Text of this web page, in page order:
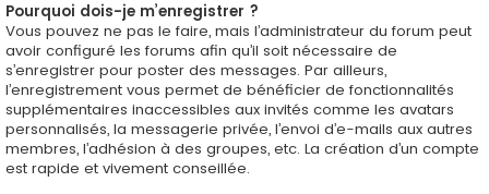
Pourquoi dois-je m’enregistrer ?
Vous pouvez ne pas le faire, mais l’administrateur du forum peut
avoir configuré les forums afin qu’il soit nécessaire de
s’enregistrer pour poster des messages. Par ailleurs,
l’enregistrement vous permet de bénéficier de fonctionnalités
supplémentaires inaccessibles aux invités comme les avatars
personnalisés, la messagerie privée, l’envoi d’e-mails aux autres
membres, l’adhésion à des groupes, etc. La création d’un compte
est rapide et vivement conseillée.